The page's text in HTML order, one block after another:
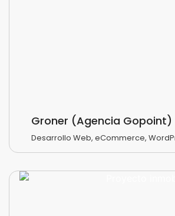
Groner (Agencia Gopoint)
Desarrollo Web, eCommerce,